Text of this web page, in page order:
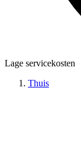
Lage servicekosten
Thuis